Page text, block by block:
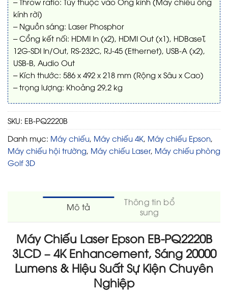
kính rời)
– Nguồn sáng: Laser Phosphor
– Cổng kết nối: HDMI In (x2), HDMI Out (x1), HDBaseT,
12G-SDI In/Out, RS-232C, RJ-45 (Ethernet), USB-A (x2),
USB-B, Audio Out
– Kích thước: 586 x 492 x 218 mm (Rộng x Sâu x Cao)
– trọng lượng: Khoảng 29,2 kg
SKU: EB-PQ2220B
Danh mục: Máy chiếu Máy chiếu 4K Máy chiếu Epson
Máy chiếu hội trường Máy chiếu Laser, Máy chiếu phòng
Golf 3D
Mô tả
Thông tin bổ
sung
Máy Chiếu Laser Epson EB-PQ2220B
3LCD – 4K Enhancement, Sáng 20000
Lumens & Hiệu Suất Sự Kiện Chuyên
Nghiệp